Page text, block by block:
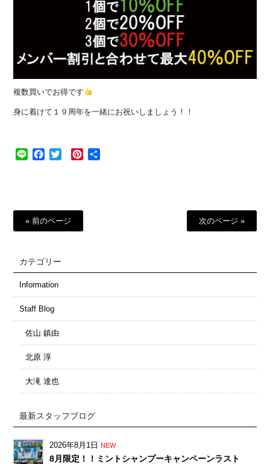
複数買いでお得です
身に着けて１９周年を一緒にお祝いしましょう！！
Line Facebook
Twitter Pinterest
« 前のページ 次のページ »
カテゴリー
Information
Staff Blog
佐山 鎮由
北原 淳
大滝 達也
最新スタッフブログ
2026年8月1日 NEW
8月限定！！ミントシャンプーキャンペーンラスト